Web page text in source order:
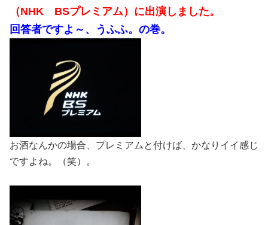
（NHK BSプレミアム） に出演しました。
回答者ですよ～、うふふ。の巻。
お酒なんかの場合、プレミアムと付けば、かなりイイ感じ
ですよね。（笑）。